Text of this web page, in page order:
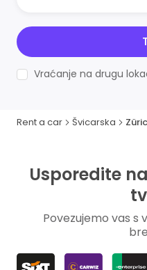
Vraćanje na drugu
Rent a car Švicarska
Usporedite
Povezujemo vas s